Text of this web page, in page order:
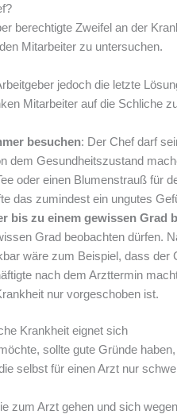
berechtigte Zweifel an der
Mitarbeiter zu untersuchen.
jedoch die letzte
Mitarbeiter auf die Schliche
besuchen: Der Chef darf
dem Gesundheitszustand
oder einen Blumenstrauß für
das zumindest ein ungutes
bis zu einem gewissen Grad
Grad beobachten dürfen.
wäre zum Beispiel, dass der
nach dem Arzttermin
nur vorgeschoben ist.
Krankheit eignet sich
sollte gute Gründe
selbst für einen Arzt nur
zum Arzt gehen und sich